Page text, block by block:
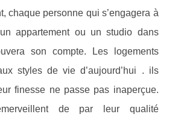
chaque personne qui s’engagera à
appartement ou un studio dans
son compte. Les logements
styles de vie d’aujourd’hui . ils
finesse ne passe pas inaperçue.
de par leur qualité